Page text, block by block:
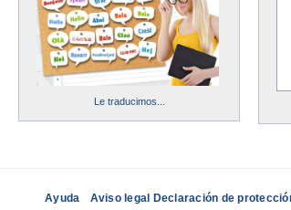
Le traducimos...
Ayuda Aviso legal Declaración de